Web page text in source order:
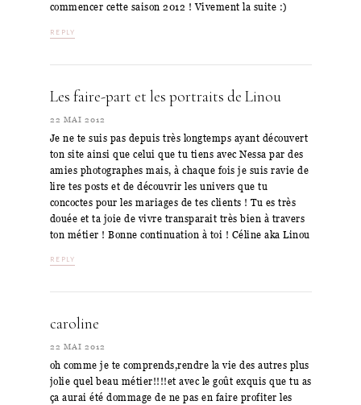
commencer cette saison 2012 ! Vivement la suite :)
REPLY
Les faire-part et les portraits de Linou
22 MAI 2012
Je ne te suis pas depuis très longtemps ayant découvert
ton site ainsi que celui que tu tiens avec Nessa par des
amies photographes mais, à chaque fois je suis ravie de
lire tes posts et de découvrir les univers que tu
concoctes pour les mariages de tes clients ! Tu es très
douée et ta joie de vivre transparait très bien à travers
ton métier ! Bonne continuation à toi ! Céline aka Linou
REPLY
caroline
22 MAI 2012
oh comme je te comprends,rendre la vie des autres plus
jolie quel beau métier!!!!et avec le goût exquis que tu as
ça aurai été dommage de ne pas en faire profiter les